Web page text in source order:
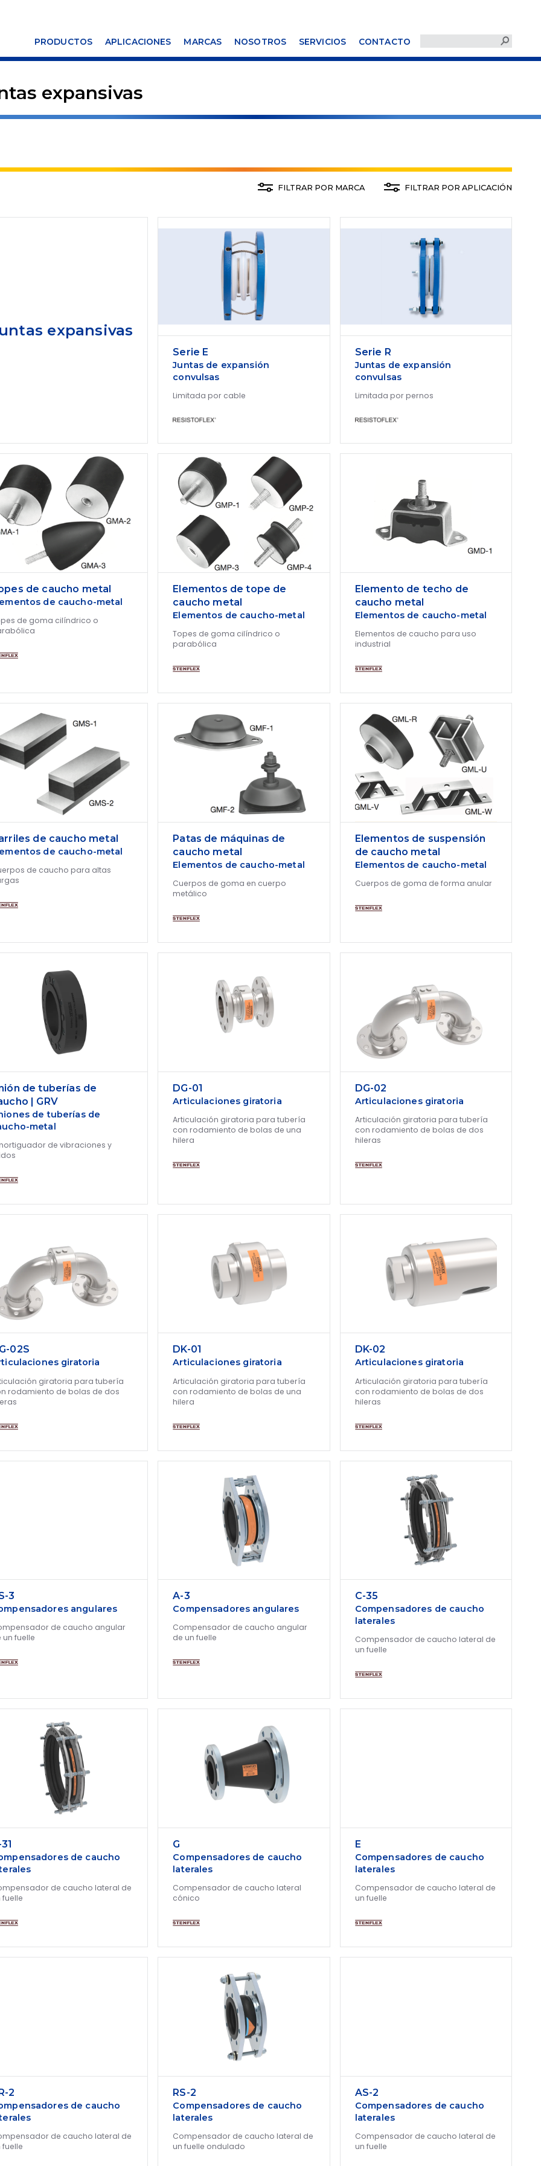
PRODUCTOS APLICACIONES MARCAS NOSOTROS SERVICIOS CONTACTO
expansivas
FILTRAR POR MARCA FILTRAR POR APLICACIÓN
expansivas
Serie E
Juntas de expansión
convulsas
Limitada por cable
Serie R
Juntas de expansión
convulsas
Limitada por pernos
de caucho metal
de caucho-metal
de goma cilíndrico o
Elementos de tope de
caucho metal
Elementos de caucho-metal
Topes de goma cilíndrico o
parabólica
Elemento de techo de
caucho metal
Elementos de caucho-metal
Elementos de caucho para uso
industrial
de caucho metal
de caucho-metal
de caucho para altas
Patas de máquinas de
caucho metal
Elementos de caucho-metal
Cuerpos de goma en cuerpo
metálico
Elementos de suspensión
de caucho metal
Elementos de caucho-metal
Cuerpos de goma de forma anular
de tuberías de
| GRV
de tuberías de
metal
de vibraciones y
DG-01
Articulaciones giratoria
Articulación giratoria para tubería
con rodamiento de bolas de una
hilera
DG-02
Articulaciones giratoria
Articulación giratoria para tubería
con rodamiento de bolas de dos
hileras
02S
giratoria
giratoria para tubería
rodamiento de bolas de dos
DK-01
Articulaciones giratoria
Articulación giratoria para tubería
con rodamiento de bolas de una
hilera
DK-02
Articulaciones giratoria
Articulación giratoria para tubería
con rodamiento de bolas de dos
hileras
3
angulares
de caucho angular
un fuelle
A-3
Compensadores angulares
Compensador de caucho angular
de un fuelle
C-35
Compensadores de caucho
laterales
Compensador de caucho lateral de
un fuelle
de caucho
de caucho lateral de
fuelle
G
Compensadores de caucho
laterales
Compensador de caucho lateral
cónico
E
Compensadores de caucho
laterales
Compensador de caucho lateral de
un fuelle
2
de caucho
de caucho lateral de
fuelle
RS-2
Compensadores de caucho
laterales
Compensador de caucho lateral de
un fuelle ondulado
AS-2
Compensadores de caucho
laterales
Compensador de caucho lateral de
un fuelle